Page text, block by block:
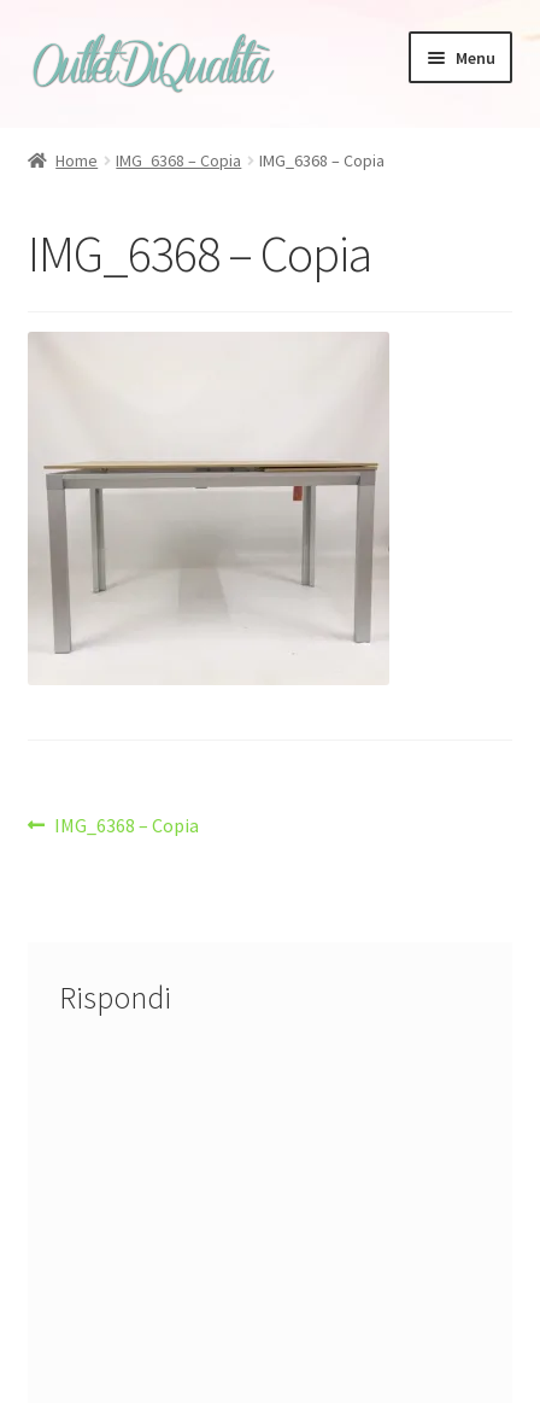
Vai
alla
Vai
al
Menu
Bonaldo
Home IMG_6368 – Copia IMG_6368 – Copia
IMG_6368 – Copia
Navigazione
Articolo
IMG_6368 – Copia
Rispondi